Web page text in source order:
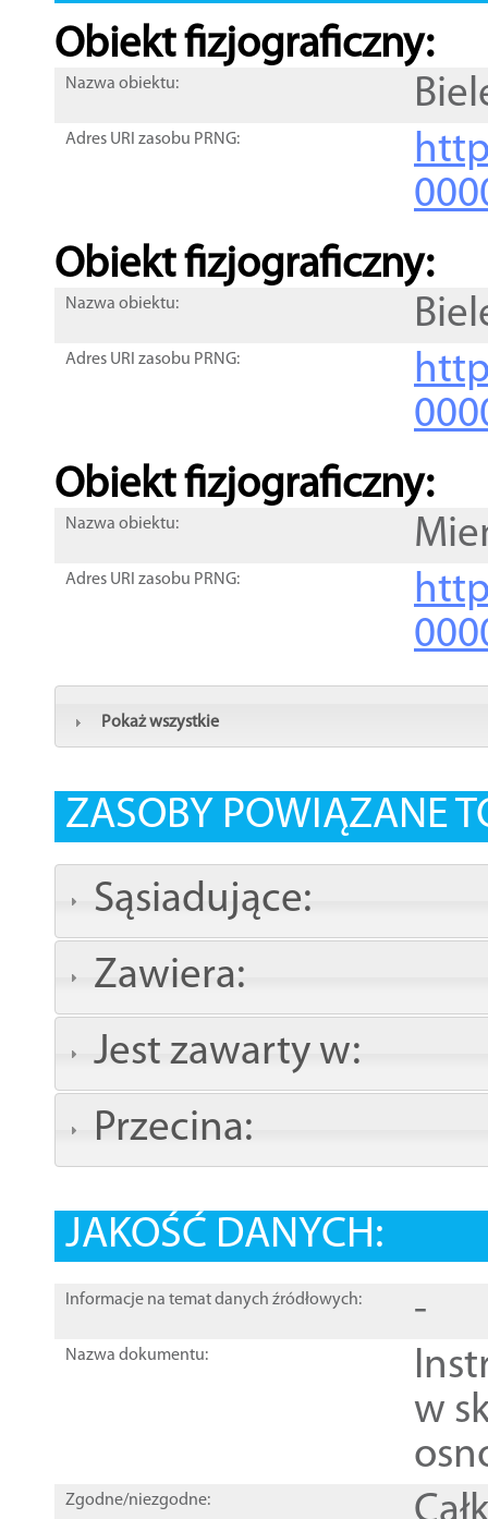
Obiekt fizjograficzny:
Nazwa obiektu:
Adres URI zasobu PRNG:
Obiekt fizjograficzny:
Nazwa obiektu:
Adres URI zasobu PRNG:
Obiekt fizjograficzny:
Nazwa obiektu:
Adres URI zasobu PRNG:
Pokaż wszystkie
ZASOBY POWIĄZANE
Sąsiadujące:
Zawiera:
Jest zawarty w:
Przecina:
JAKOŚĆ DANYCH:
Informacje na temat danych źródłowych: -
Nazwa dokumentu:
w
Zgodne/niezgodne: